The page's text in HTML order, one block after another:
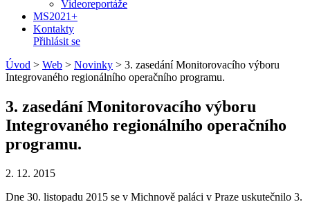
Videoreportáže
MS2021+
Kontakty
Přihlásit se
Úvod > Web > Novinky > 3. zasedání Monitorovacího výboru
Integrovaného regionálního operačního programu.
3. zasedání Monitorovacího výboru
Integrovaného regionálního operačního
programu.
2. 12. 2015
Dne 30. listopadu 2015 se v Michnově paláci v Praze uskutečnilo 3.